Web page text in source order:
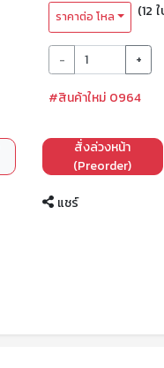
ราคาต่อ โหล (12
- +
#สินค้าใหม่ 0964
สั่งล่วงหน้า
(Preorder)
แชร์